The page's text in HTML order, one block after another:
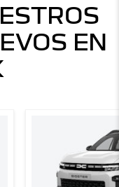
EN